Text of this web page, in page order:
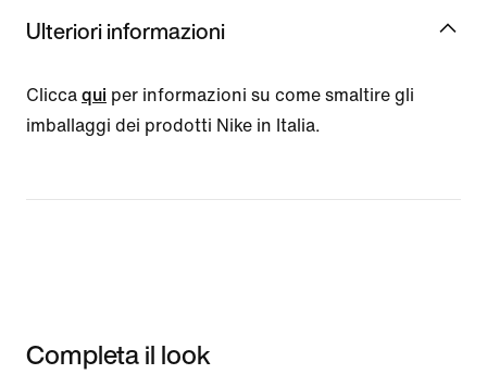
Ulteriori informazioni
Clicca qui per informazioni su come smaltire gli
imballaggi dei prodotti Nike in Italia.
Completa il look